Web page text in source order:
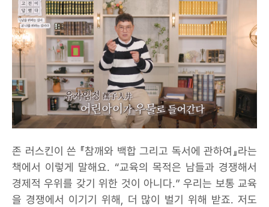
존 러스킨이 쓴 『참깨와 백합 그리고 독서에 관하여』라는
책에서 이렇게 말해요. “교육의 목적은 남들과 경쟁해서
경제적 우위를 갖기 위한 것이 아니다.” 우리는 보통 교육
을 경쟁에서 이기기 위해, 더 많이 벌기 위해 받죠. 저도